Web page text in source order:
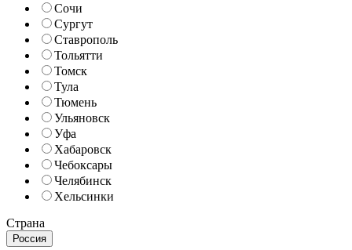
Сочи
Сургут
Ставрополь
Тольятти
Томск
Тула
Тюмень
Ульяновск
Уфа
Хабаровск
Чебоксары
Челябинск
Хельсинки
Страна
Россия